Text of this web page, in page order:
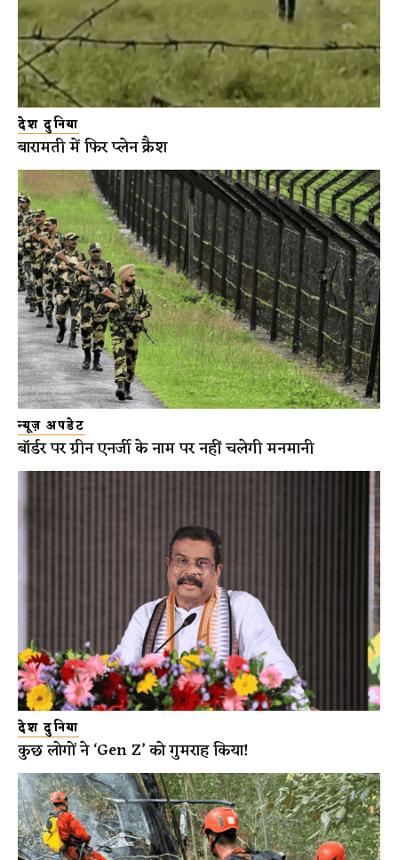
देश दुनिया
बारामती में फिर प्लेन क्रैश
न्यूज़ अपडेट
बॉर्डर पर ग्रीन एनर्जी के नाम पर नहीं चलेगी मनमानी
देश दुनिया
कुछ लोगों ने ‘Gen Z’ को गुमराह किया!